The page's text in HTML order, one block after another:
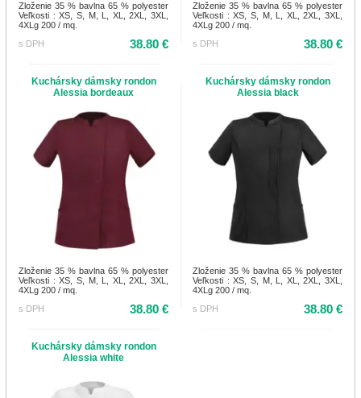
Zloženie 35 % bavlna 65 % polyester
Veľkosti : XS, S, M, L, XL, 2XL, 3XL,
4XLg 200 / mq.
s DPH
38.80 €
Zloženie 35 % bavlna 65 % polyester
Veľkosti : XS, S, M, L, XL, 2XL, 3XL,
4XLg 200 / mq.
s DPH
38.80 €
Kuchársky dámsky rondon
Alessia bordeaux
Zloženie 35 % bavlna 65 % polyester
Veľkosti : XS, S, M, L, XL, 2XL, 3XL,
4XLg 200 / mq.
s DPH
38.80 €
Kuchársky dámsky rondon
Alessia black
Zloženie 35 % bavlna 65 % polyester
Veľkosti : XS, S, M, L, XL, 2XL, 3XL,
4XLg 200 / mq.
s DPH
38.80 €
Kuchársky dámsky rondon
Alessia white